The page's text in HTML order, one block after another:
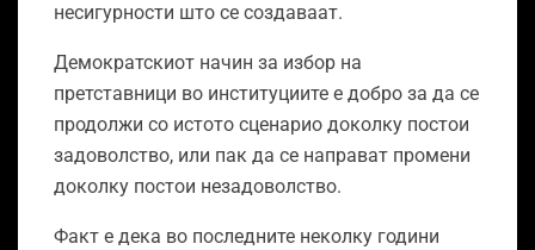
несигурности што се создаваат.
Демократскиот начин за избор на
претставници во институциите е добро за да се
продолжи со истото сценарио доколку постои
задоволство, или пак да се направат промени
доколку постои незадоволство.
Факт е дека во последните неколку години